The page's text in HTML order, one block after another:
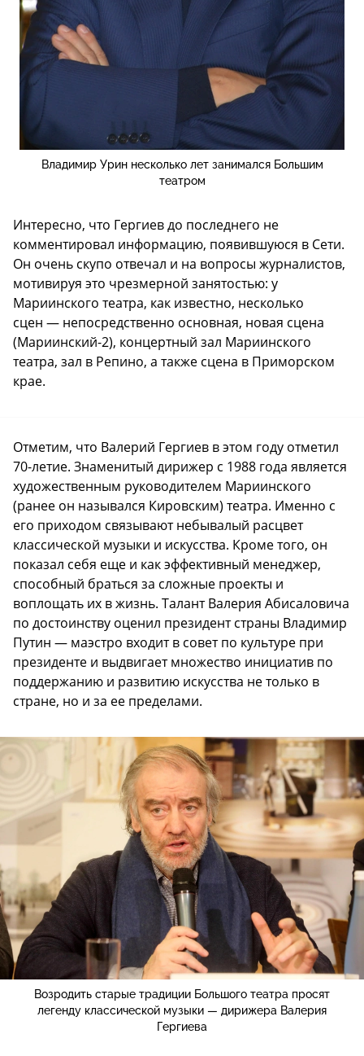
Владимир Урин несколько лет занимался Большим
театром
Интересно, что Гергиев до последнего не
комментировал информацию, появившуюся в Сети.
Он очень скупо отвечал и на вопросы журналистов,
мотивируя это чрезмерной занятостью: у
Мариинского театра, как известно, несколько
сцен — непосредственно основная, новая сцена
(Мариинский-2), концертный зал Мариинского
театра, зал в Репино, а также сцена в Приморском
крае.
Отметим, что Валерий Гергиев в этом году отметил
70-летие. Знаменитый дирижер с 1988 года является
художественным руководителем Мариинского
(ранее он назывался Кировским) театра. Именно с
его приходом связывают небывалый расцвет
классической музыки и искусства. Кроме того, он
показал себя еще и как эффективный менеджер,
способный браться за сложные проекты и
воплощать их в жизнь. Талант Валерия Абисаловича
по достоинству оценил президент страны Владимир
Путин — маэстро входит в совет по культуре при
президенте и выдвигает множество инициатив по
поддержанию и развитию искусства не только в
стране, но и за ее пределами.
Возродить старые традиции Большого театра просят
легенду классической музыки — дирижера Валерия
Гергиева